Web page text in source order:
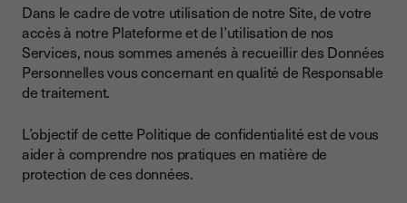
Dans le cadre de votre utilisation de notre Site, de votre
accès à notre Plateforme et de l’utilisation de nos
Services, nous sommes amenés à recueillir des Données
Personnelles vous concernant en qualité de Responsable
de traitement.
L’objectif de cette Politique de confidentialité est de vous
aider à comprendre nos pratiques en matière de
protection de ces données.